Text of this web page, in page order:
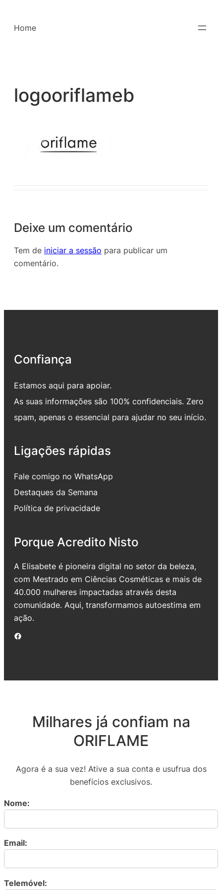
para
Home
logooriflameb
Deixe um comentário
Tem de iniciar a sessão para publicar um
comentário.
Confiança
Estamos aqui para apoiar.
As suas informações são 100% confidenciais. Zero
spam, apenas o essencial para ajudar no seu início.
Ligações rápidas
Fale comigo no WhatsApp
Destaques da Semana
Política de privacidade
Porque Acredito Nisto
A Elisabete é pioneira digital no setor da beleza,
com Mestrado em Ciências Cosméticas e mais de
40.000 mulheres impactadas através desta
comunidade. Aqui, transformamos autoestima em
ação.
Facebook
Milhares já confiam na
ORIFLAME
Agora é a sua vez! Ative a sua conta e usufrua dos
benefícios exclusivos.
Nome:
Email:
Telemóvel: